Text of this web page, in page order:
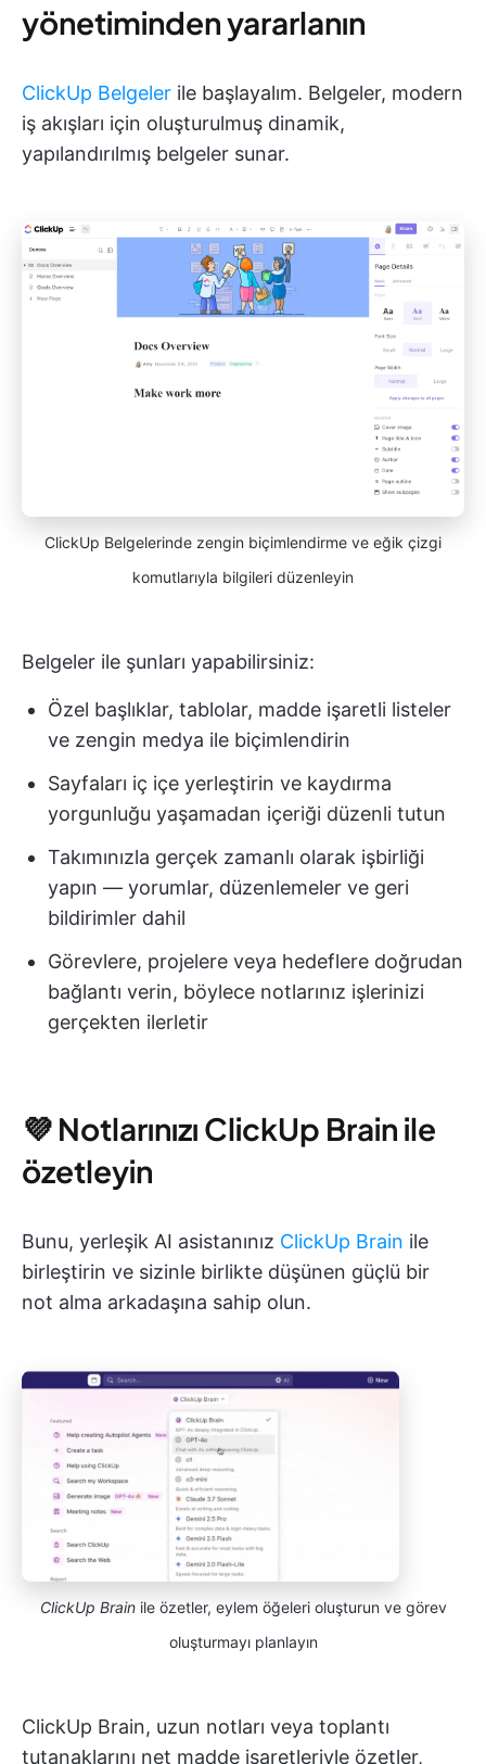
yönetiminden yararlanın
ClickUp Belgeler ile başlayalım. Belgeler, modern
iş akışları için oluşturulmuş dinamik,
yapılandırılmış belgeler sunar.
ClickUp Belgelerinde zengin biçimlendirme ve eğik çizgi
komutlarıyla bilgileri düzenleyin
Belgeler ile şunları yapabilirsiniz:
Özel başlıklar, tablolar, madde işaretli listeler
ve zengin medya ile biçimlendirin
Sayfaları iç içe yerleştirin ve kaydırma
yorgunluğu yaşamadan içeriği düzenli tutun
Takımınızla gerçek zamanlı olarak işbirliği
yapın — yorumlar, düzenlemeler ve geri
bildirimler dahil
Görevlere, projelere veya hedeflere doğrudan
bağlantı verin, böylece notlarınız işlerinizi
gerçekten ilerletir
💜 Notlarınızı ClickUp Brain ile
özetleyin
Bunu, yerleşik AI asistanınız ClickUp Brain ile
birleştirin ve sizinle birlikte düşünen güçlü bir
not alma arkadaşına sahip olun.
ClickUp Brainile özetler, eylem öğeleri oluşturun ve görev
oluşturmayı planlayın
ClickUp Brain, uzun notları veya toplantı
tutanaklarını net madde işaretleriyle özetler,